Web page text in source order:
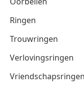
Ringen
Trouwringen
Verlovingsringen
Vriendschapsringen